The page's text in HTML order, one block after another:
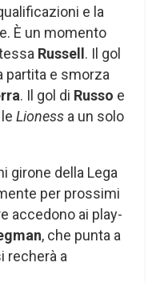
e la
È un momento
Russell. Il gol
partita e smorza
. Il gol di Russo e
Lioness a un solo
girone della Lega
per prossimi
accedono ai play-
, che punta a
recherà a